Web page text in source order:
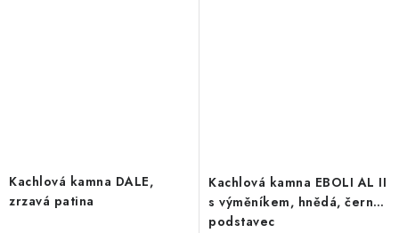
Kachlová kamna DALE,
zrzavá patina
Kachlová kamna EBOLI AL II
s výměníkem, hnědá, černý
podstavec